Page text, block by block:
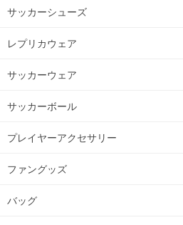
サッカーシューズ
レプリカウェア
サッカーウェア
サッカーボール
プレイヤーアクセサリー
ファングッズ
バッグ